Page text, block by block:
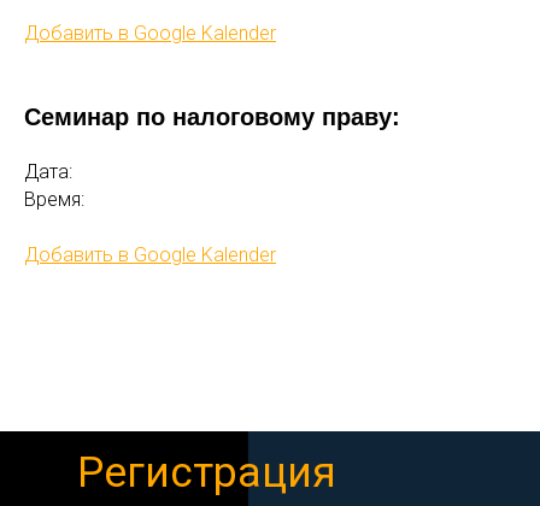
Добавить в Google Kalender
Семинар по налоговому праву:
Дата:
Время:
Добавить в Google Kalender
Регистрация